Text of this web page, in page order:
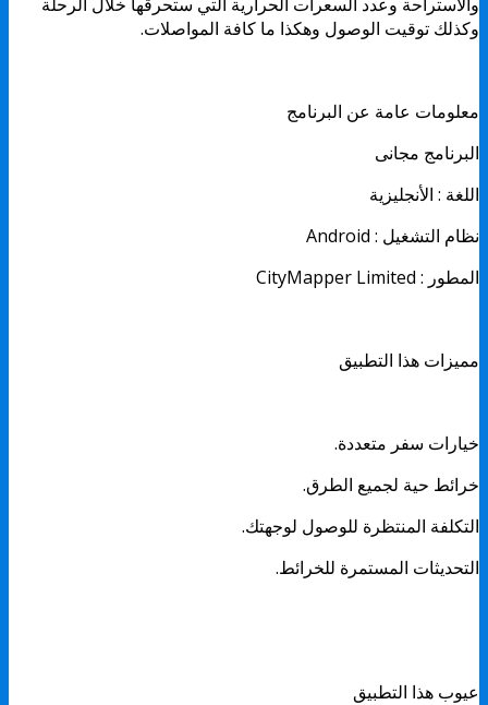
وكذلك توقيت الوصول وهكذا ما كافة المواصلات.
معلومات عامة عن البرنامج
البرنامج مجانى
اللغة : الأنجليزية
نظام التشغيل : Android
المطور : CityMapper Limited
مميزات هذا التطبيق
خيارات سفر متعددة.
خرائط حية لجميع الطرق.
التكلفة المنتظرة للوصول لوجهتك.
التحديثات المستمرة للخرائط.
عيوب هذا التطبيق